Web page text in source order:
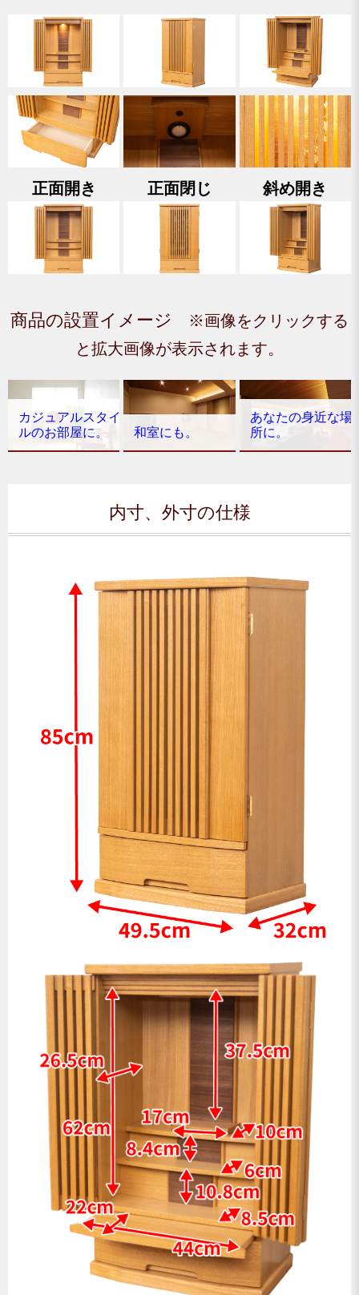
正面開き 正面閉じ 斜め開き
商品の設置イメージ
※画像をクリックする
と拡大画像が表示されます。
カジュアルスタイ
ルのお部屋に。
和室にも。
あなたの身近な場
所に。
内寸、外寸の仕様